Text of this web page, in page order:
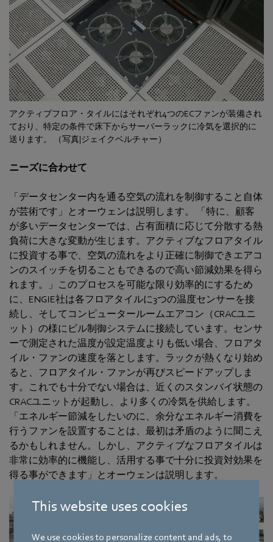
This website uses cookies
We use cookies to personalize content and ads, to
アクティブフロア・タイルにはそれぞれ4つのECファンが装備され
ており、特定の条件で床下からサーバーラックに冷気を選択的に
送ります。 （写真|ジェイクベルチャー）
ニーズに合わせて
「データセンター内を通る空気の流れを制御すること自体
が芸術です」とオーウェンは説明します。 「特に、顧客
が多いデータセンターでは、占有面積に応じて分散する熱
負荷に大きな変動が生じます。アクティブなフロアタイル
に投資する事で、空気の流れをより正確に制御できエアコ
ンのスイッチを切ることもできるので高い節減効果を得ら
れます。」このプロセスを可能な限り効率的にするため
に、ENGIE社は各フロアタイルに3つの温度センサーを接
続し、そしてコンピュータールームエアコン（CRACユニ
ット）の様にビル制御システムに接続しています。センサ
ーで測定された温度が設定温度よりも低い場合、フロアタ
イル・ファンの速度を落とします。ラックが熱くなり始め
ると、フロアタイル・ファンが再びスピードアップしま
す。これでも十分でない場合は、近くのスタンバイ状態の
CRACユニットが起動し、より多くの冷気を供給します。
「エネルギー節減をしたいのに、余分なエネルギー消費を
行うファンを設置することは、最初は矛盾のように聞こえ
るかもしれません。しかし、アクティブなフロアタイルは
非常に効率的に機能し、活用する事で十分に投資対効果を
得る事ができます」とオーウェンは説明します。